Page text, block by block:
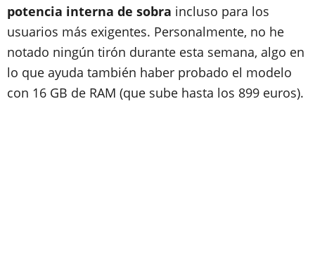
potencia interna de sobra incluso para los
usuarios más exigentes. Personalmente, no he
notado ningún tirón durante esta semana, algo en
lo que ayuda también haber probado el modelo
con 16 GB de RAM (que sube hasta los 899 euros).